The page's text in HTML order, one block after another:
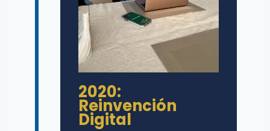
2020:
Reinvención
Digital